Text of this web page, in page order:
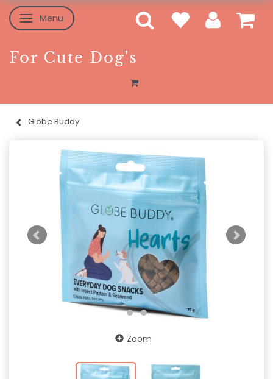
Skifte navigation
Menu
For Cute Dog's
Globe Buddy
Zoom